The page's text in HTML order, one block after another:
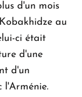
d'un mois
au
ci était
d'une
d'un
l'Arménie.